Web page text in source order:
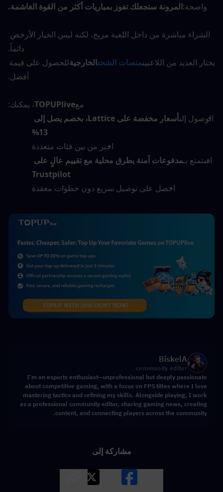
واضحة:المرونة ستجعلك تفوز بمباريات أكثر من القوة الغاشمة.
دائماً.
يختار العديد من اللاعبينمنصات الشحنالخارجية
أفضل.
معTOPUPlive، يمكنك:
الوصول إلى
13%
اختر من بين فئات متعددة
استمتع بـ
Trustpilot
احصل على توصيل سريع دون خطوات معقدة
BiskelA
community editor
I’m an esports enthusiast—unprofessional but deeply passionate
about competitive gaming, with a focus on FPS titles where I love
mastering tactics and refining my skills. Alongside playing, I work
as a professional community editor, sharing gaming news, creating
content, and connecting players across the community.
مشاركة إلى